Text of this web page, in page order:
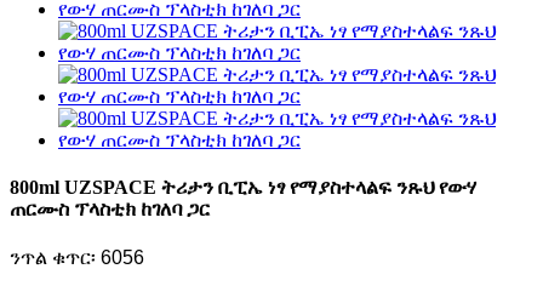
800ml UZSPACE ትሪታን ቢፒኤ ነፃ የማያስተላልፍ ንጹህ የውሃ
ጠርሙስ ፕላስቲክ ከገለባ ጋር
ንጥል ቁጥር፡ 6056